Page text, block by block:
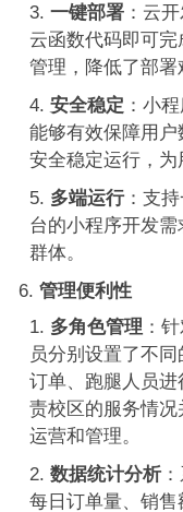
一键部署：云
云函数代码即可
管理，降低了部署
安全稳定 ：小
能够有效保障用
安全稳定运行，为
多端运行：支
台的小程序开发
群体。
管理便利性
多角色管理 ：
员分别设置了不同
订单、跑腿人员
责校区的服务情
运营和管理。
数据统计分析：
每日订单量、销